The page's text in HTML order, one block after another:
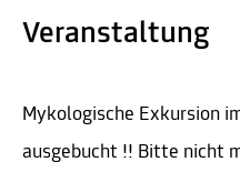
Veranstaltung
Mykologische Exkursion
ausgebucht !! Bitte nicht